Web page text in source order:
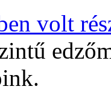
volt